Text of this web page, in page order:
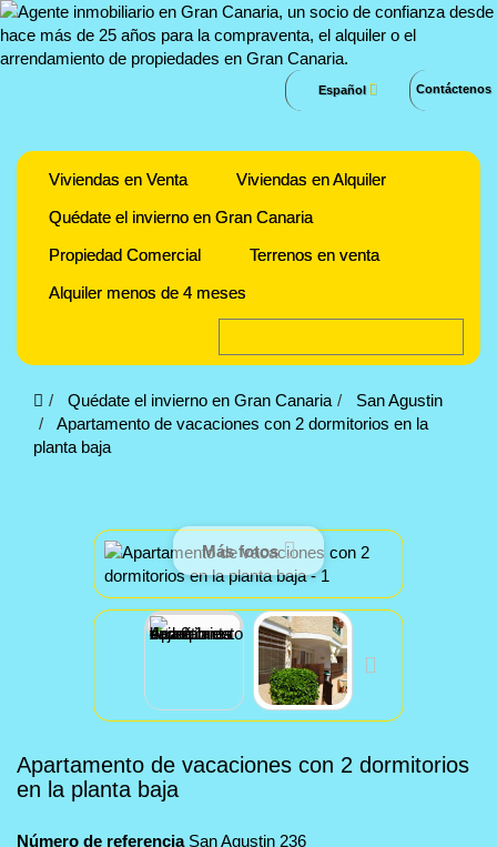
Contáctenos
Español
Viviendas en Venta
Viviendas en Alquiler
Quédate el invierno en Gran Canaria
Propiedad Comercial
Terrenos en venta
Alquiler menos de 4 meses
Quédate el invierno en Gran Canaria
San Agustin
Apartamento de vacaciones con 2 dormitorios en la
planta baja
Más fotos
Apartamento de vacaciones con 2 dormitorios
en la planta baja
Número de referencia San Agustin 236